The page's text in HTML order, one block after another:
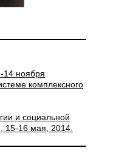
ноября
комплексного
и социальной
15-16 мая, 2014.